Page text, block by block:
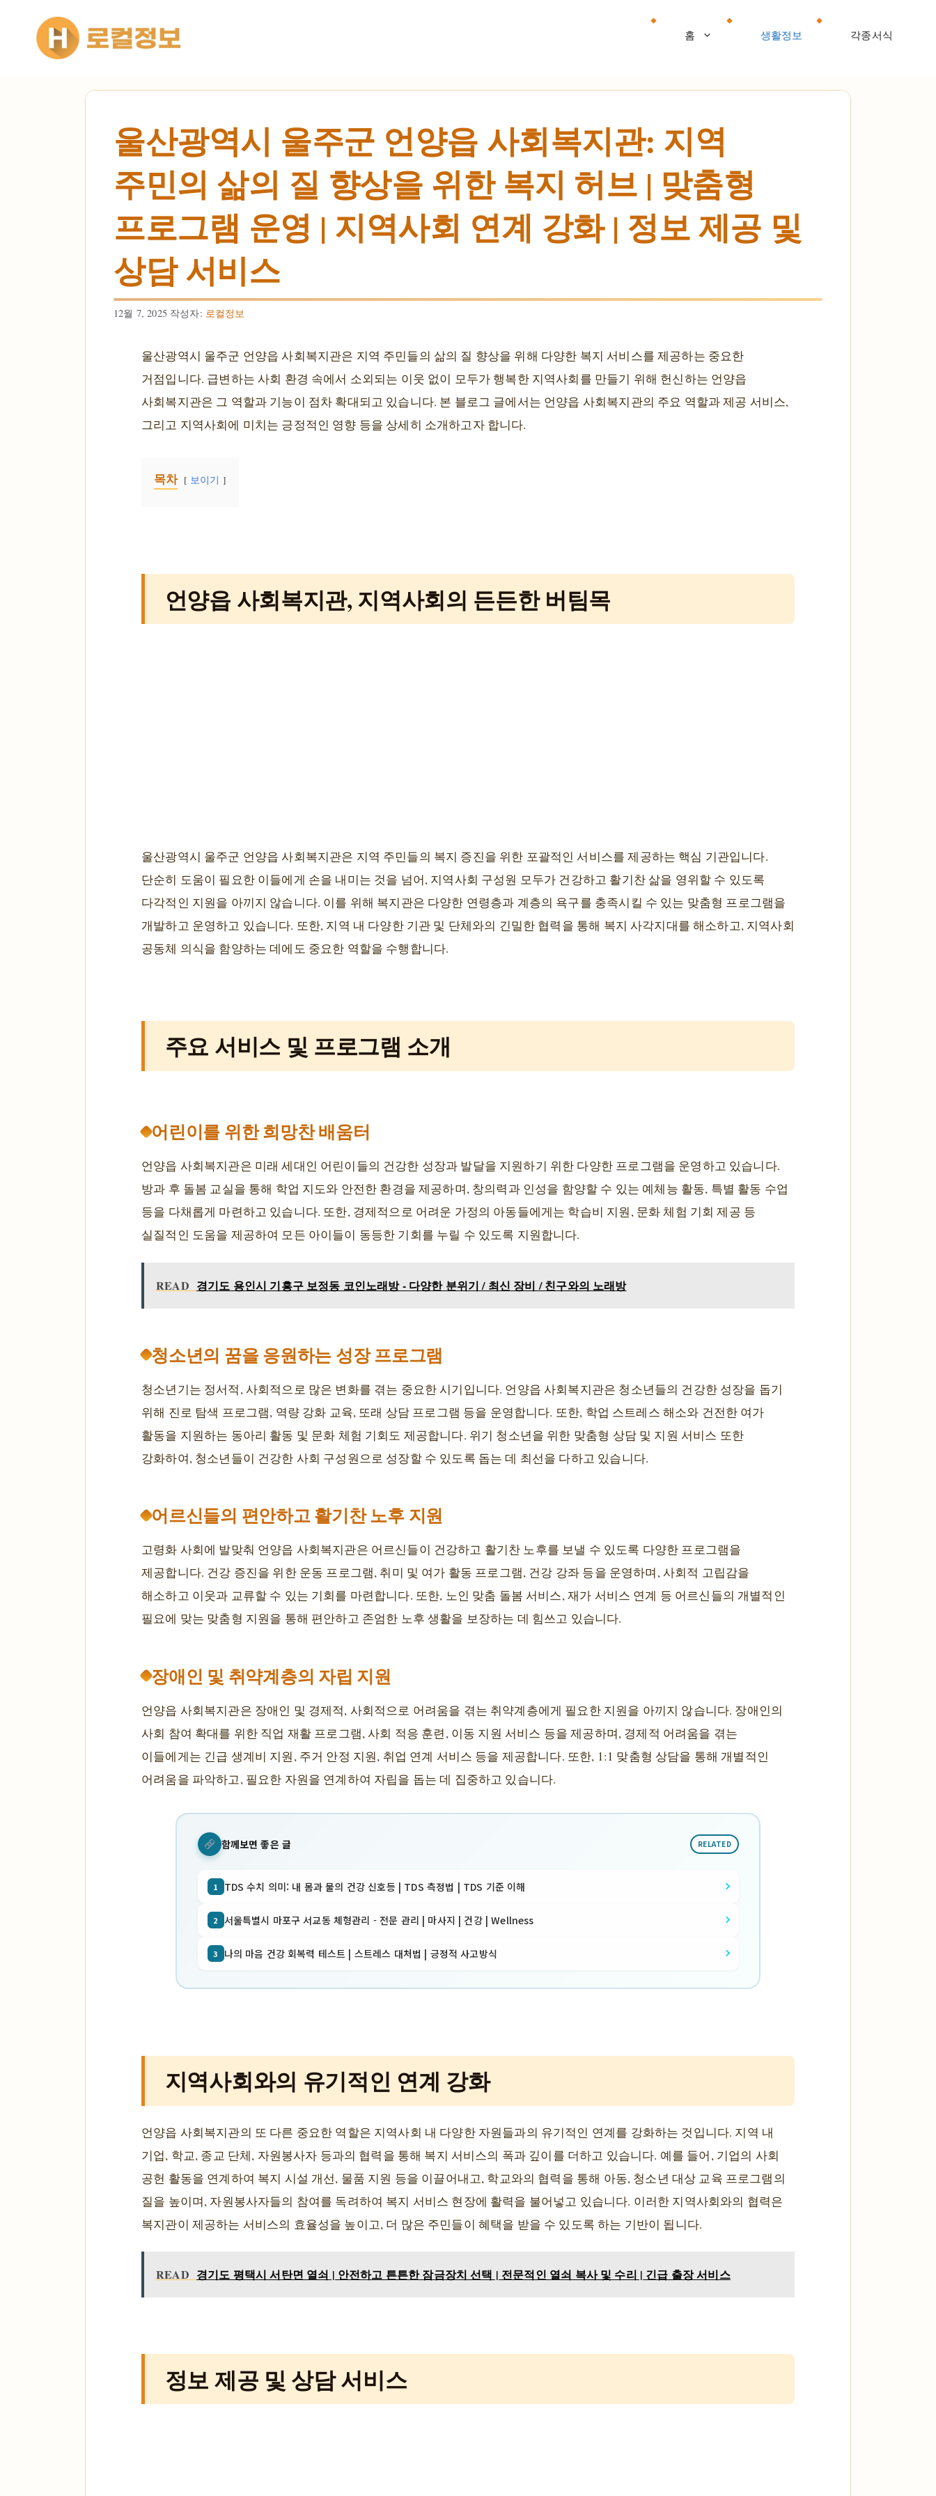
건너뛰기
홈 생활정보 각종서식
울산광역시 울주군 언양읍 사회복지관: 지역
주민의 삶의 질 향상을 위한 복지 허브 | 맞춤형
프로그램 운영 | 지역사회 연계 강화 | 정보 제공 및
상담 서비스
12월 7, 2025 작성자: 로컬정보
울산광역시 울주군 언양읍 사회복지관은 지역 주민들의 삶의 질 향상을 위해 다양한 복지 서비스를 제공하는 중요한
거점입니다. 급변하는 사회 환경 속에서 소외되는 이웃 없이 모두가 행복한 지역사회를 만들기 위해 헌신하는 언양읍
사회복지관은 그 역할과 기능이 점차 확대되고 있습니다. 본 블로그 글에서는 언양읍 사회복지관의 주요 역할과 제공 서비스,
그리고 지역사회에 미치는 긍정적인 영향 등을 상세히 소개하고자 합니다.
목차 보이기
언양읍 사회복지관, 지역사회의 든든한 버팀목
울산광역시 울주군 언양읍 사회복지관은 지역 주민들의 복지 증진을 위한 포괄적인 서비스를 제공하는 핵심 기관입니다.
단순히 도움이 필요한 이들에게 손을 내미는 것을 넘어, 지역사회 구성원 모두가 건강하고 활기찬 삶을 영위할 수 있도록
다각적인 지원을 아끼지 않습니다. 이를 위해 복지관은 다양한 연령층과 계층의 욕구를 충족시킬 수 있는 맞춤형 프로그램을
개발하고 운영하고 있습니다. 또한, 지역 내 다양한 기관 및 단체와의 긴밀한 협력을 통해 복지 사각지대를 해소하고, 지역사회
공동체 의식을 함양하는 데에도 중요한 역할을 수행합니다.
주요 서비스 및 프로그램 소개
어린이를 위한 희망찬 배움터
언양읍 사회복지관은 미래 세대인 어린이들의 건강한 성장과 발달을 지원하기 위한 다양한 프로그램을 운영하고 있습니다.
방과 후 돌봄 교실을 통해 학업 지도와 안전한 환경을 제공하며, 창의력과 인성을 함양할 수 있는 예체능 활동, 특별 활동 수업
등을 다채롭게 마련하고 있습니다. 또한, 경제적으로 어려운 가정의 아동들에게는 학습비 지원, 문화 체험 기회 제공 등
실질적인 도움을 제공하여 모든 아이들이 동등한 기회를 누릴 수 있도록 지원합니다.
READ 경기도 용인시 기흥구 보정동 코인노래방 - 다양한 분위기 / 최신 장비 / 친구와의 노래방
청소년의 꿈을 응원하는 성장 프로그램
청소년기는 정서적, 사회적으로 많은 변화를 겪는 중요한 시기입니다. 언양읍 사회복지관은 청소년들의 건강한 성장을 돕기
위해 진로 탐색 프로그램, 역량 강화 교육, 또래 상담 프로그램 등을 운영합니다. 또한, 학업 스트레스 해소와 건전한 여가
활동을 지원하는 동아리 활동 및 문화 체험 기회도 제공합니다. 위기 청소년을 위한 맞춤형 상담 및 지원 서비스 또한
강화하여, 청소년들이 건강한 사회 구성원으로 성장할 수 있도록 돕는 데 최선을 다하고 있습니다.
어르신들의 편안하고 활기찬 노후 지원
고령화 사회에 발맞춰 언양읍 사회복지관은 어르신들이 건강하고 활기찬 노후를 보낼 수 있도록 다양한 프로그램을
제공합니다. 건강 증진을 위한 운동 프로그램, 취미 및 여가 활동 프로그램, 건강 강좌 등을 운영하며, 사회적 고립감을
해소하고 이웃과 교류할 수 있는 기회를 마련합니다. 또한, 노인 맞춤 돌봄 서비스, 재가 서비스 연계 등 어르신들의 개별적인
필요에 맞는 맞춤형 지원을 통해 편안하고 존엄한 노후 생활을 보장하는 데 힘쓰고 있습니다.
장애인 및 취약계층의 자립 지원
언양읍 사회복지관은 장애인 및 경제적, 사회적으로 어려움을 겪는 취약계층에게 필요한 지원을 아끼지 않습니다. 장애인의
사회 참여 확대를 위한 직업 재활 프로그램, 사회 적응 훈련, 이동 지원 서비스 등을 제공하며, 경제적 어려움을 겪는
이들에게는 긴급 생계비 지원, 주거 안정 지원, 취업 연계 서비스 등을 제공합니다. 또한, 1:1 맞춤형 상담을 통해 개별적인
어려움을 파악하고, 필요한 자원을 연계하여 자립을 돕는 데 집중하고 있습니다.
함께보면 좋은 글 RELATED
1 TDS 수치 의미: 내 몸과 물의 건강 신호등 | TDS 측정법 | TDS 기준 이해
2 서울특별시 마포구 서교동 체형관리 - 전문 관리 | 마사지 | 건강 | Wellness
3 나의 마음 건강 회복력 테스트 | 스트레스 대처법 | 긍정적 사고방식
지역사회와의 유기적인 연계 강화
언양읍 사회복지관의 또 다른 중요한 역할은 지역사회 내 다양한 자원들과의 유기적인 연계를 강화하는 것입니다. 지역 내
기업, 학교, 종교 단체, 자원봉사자 등과의 협력을 통해 복지 서비스의 폭과 깊이를 더하고 있습니다. 예를 들어, 기업의 사회
공헌 활동을 연계하여 복지 시설 개선, 물품 지원 등을 이끌어내고, 학교와의 협력을 통해 아동, 청소년 대상 교육 프로그램의
질을 높이며, 자원봉사자들의 참여를 독려하여 복지 서비스 현장에 활력을 불어넣고 있습니다. 이러한 지역사회와의 협력은
복지관이 제공하는 서비스의 효율성을 높이고, 더 많은 주민들이 혜택을 받을 수 있도록 하는 기반이 됩니다.
READ 경기도 평택시 서탄면 열쇠 | 안전하고 튼튼한 잠금장치 선택 | 전문적인 열쇠 복사 및 수리 | 긴급 출장 서비스
정보 제공 및 상담 서비스